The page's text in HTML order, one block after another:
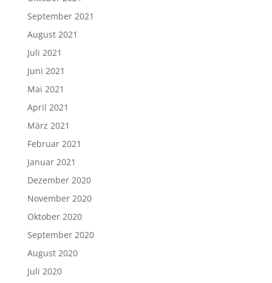
September 2021
August 2021
Juli 2021
Juni 2021
Mai 2021
April 2021
März 2021
Februar 2021
Januar 2021
Dezember 2020
November 2020
Oktober 2020
September 2020
August 2020
Juli 2020